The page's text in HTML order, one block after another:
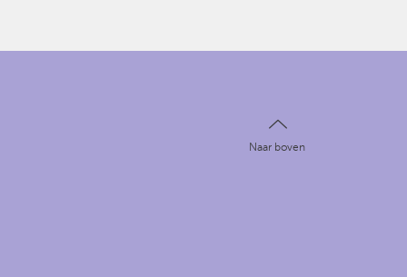
Naar boven